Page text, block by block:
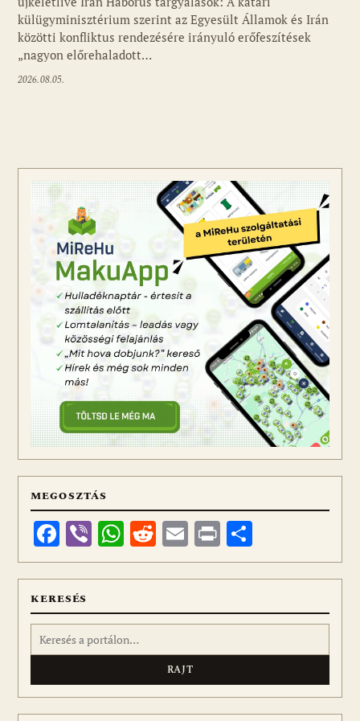
külügyminisztérium szerint az Egyesült Államok és Irán
közötti konfliktus rendezésére irányuló erőfeszítések
„nagyon előrehaladott…
2026.08.05.
MEGOSZTÁS
Facebook
ViberWhatsApp
Reddit
Email
Print
meg
KERESÉS
Keresés: